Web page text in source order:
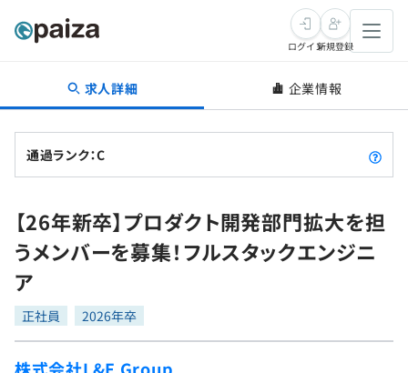
転職・キャリア
転職成功ガイド
転職エージェント
インタビュー
転職成功ガイド
新卒就活
求人検索
本選考
インターン
学習
問題集
4択課題
プログラミング言語
ゲーム・マンガ
ログイン新規登録
求人詳細 企業情報
通過ランク：C
【26年新卒】プロダクト開発部門拡大を担
うメンバーを募集！フルスタックエンジニ
ア
正社員 2026年卒